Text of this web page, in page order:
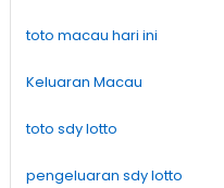
toto macau hari ini
Keluaran Macau
toto sdy lotto
pengeluaran sdy lotto